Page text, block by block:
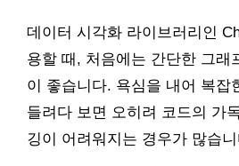
데이터 시각화 라이브러리인
용할 때, 처음에는 간단한 그래
이 좋습니다. 욕심을 내어 복잡
들려다 보면 오히려 코드의 가
깅이 어려워지는 경우가 많습